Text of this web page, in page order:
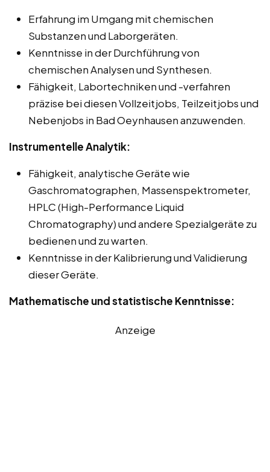
Erfahrung im Umgang mit chemischen
Substanzen und Laborgeräten.
Kenntnisse in der Durchführung von
chemischen Analysen und Synthesen.
Fähigkeit, Labortechniken und -verfahren
präzise bei diesen Vollzeitjobs, Teilzeitjobs und
Nebenjobs in Bad Oeynhausen anzuwenden.
Instrumentelle Analytik:
Fähigkeit, analytische Geräte wie
Gaschromatographen, Massenspektrometer,
HPLC (High-Performance Liquid
Chromatography) und andere Spezialgeräte zu
bedienen und zu warten.
Kenntnisse in der Kalibrierung und Validierung
dieser Geräte.
Mathematische und statistische Kenntnisse:
Anzeige